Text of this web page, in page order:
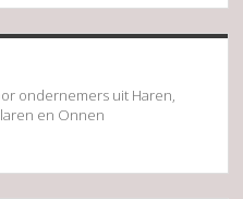
ondernemers uit Haren,
en Onnen